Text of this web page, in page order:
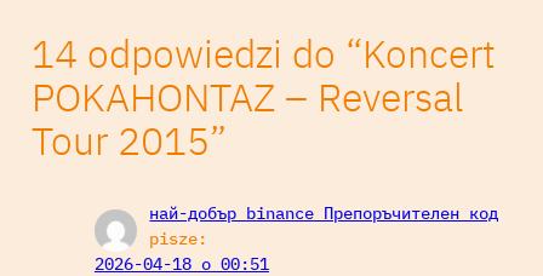
14 odpowiedzi do “Koncert
POKAHONTAZ – Reversal
Tour 2015”
най-добър binance Препоръчителен код
pisze:
2026-04-18 o 00:51